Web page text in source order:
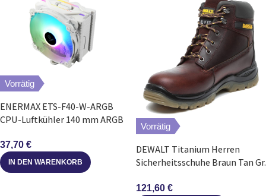
Vorrätig
ENERMAX ETS-F40-W-ARGB
CPU-Luftkühler 140 mm ARGB
37,70 €
IN DEN WARENKORB
Vorrätig
DEWALT Titanium Herren
Sicherheitsschuhe Braun Tan Gr.
121,60 €